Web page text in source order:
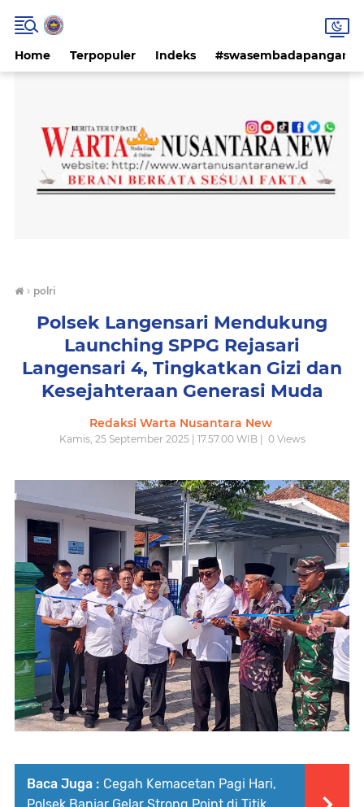
Home Terpopuler Indeks #swasembadapangan
› polri
Polsek Langensari Mendukung
Launching SPPG Rejasari
Langensari 4, Tingkatkan Gizi dan
Kesejahteraan Generasi Muda
Redaksi Warta Nusantara New
Kamis, 25 September 2025 | 17.57.00 WIB | 0Views
Baca Juga : Cegah Kemacetan Pagi Hari,